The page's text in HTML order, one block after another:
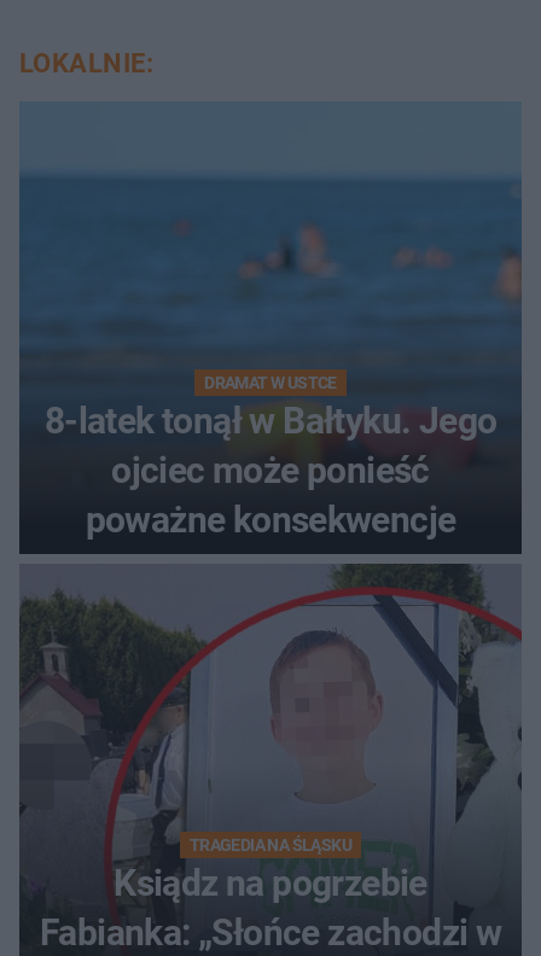
LOKALNIE:
DRAMAT W USTCE
8-latek tonął w Bałtyku. Jego
ojciec może ponieść
poważne konsekwencje
TRAGEDIA NA ŚLĄSKU
Ksiądz na pogrzebie
Fabianka: „Słońce zachodzi w